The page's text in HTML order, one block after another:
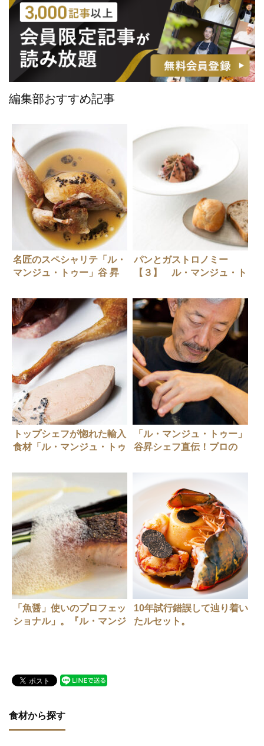
編集部おすすめ記事
名匠のスペシャリテ「ル・
マンジュ・トゥー」谷 昇
パンとガストロノミー
【３】 ル・マンジュ・ト
昇さん
トップシェフが惚れた輸入
食材「ル・マンジュ・トゥ
「ル・マンジュ・トゥー」
谷昇シェフ直伝！プロの
「魚醤」使いのプロフェッ
ショナル」。『ル・マンジ
10年試行錯誤して辿り着い
たルセット。
食材から探す